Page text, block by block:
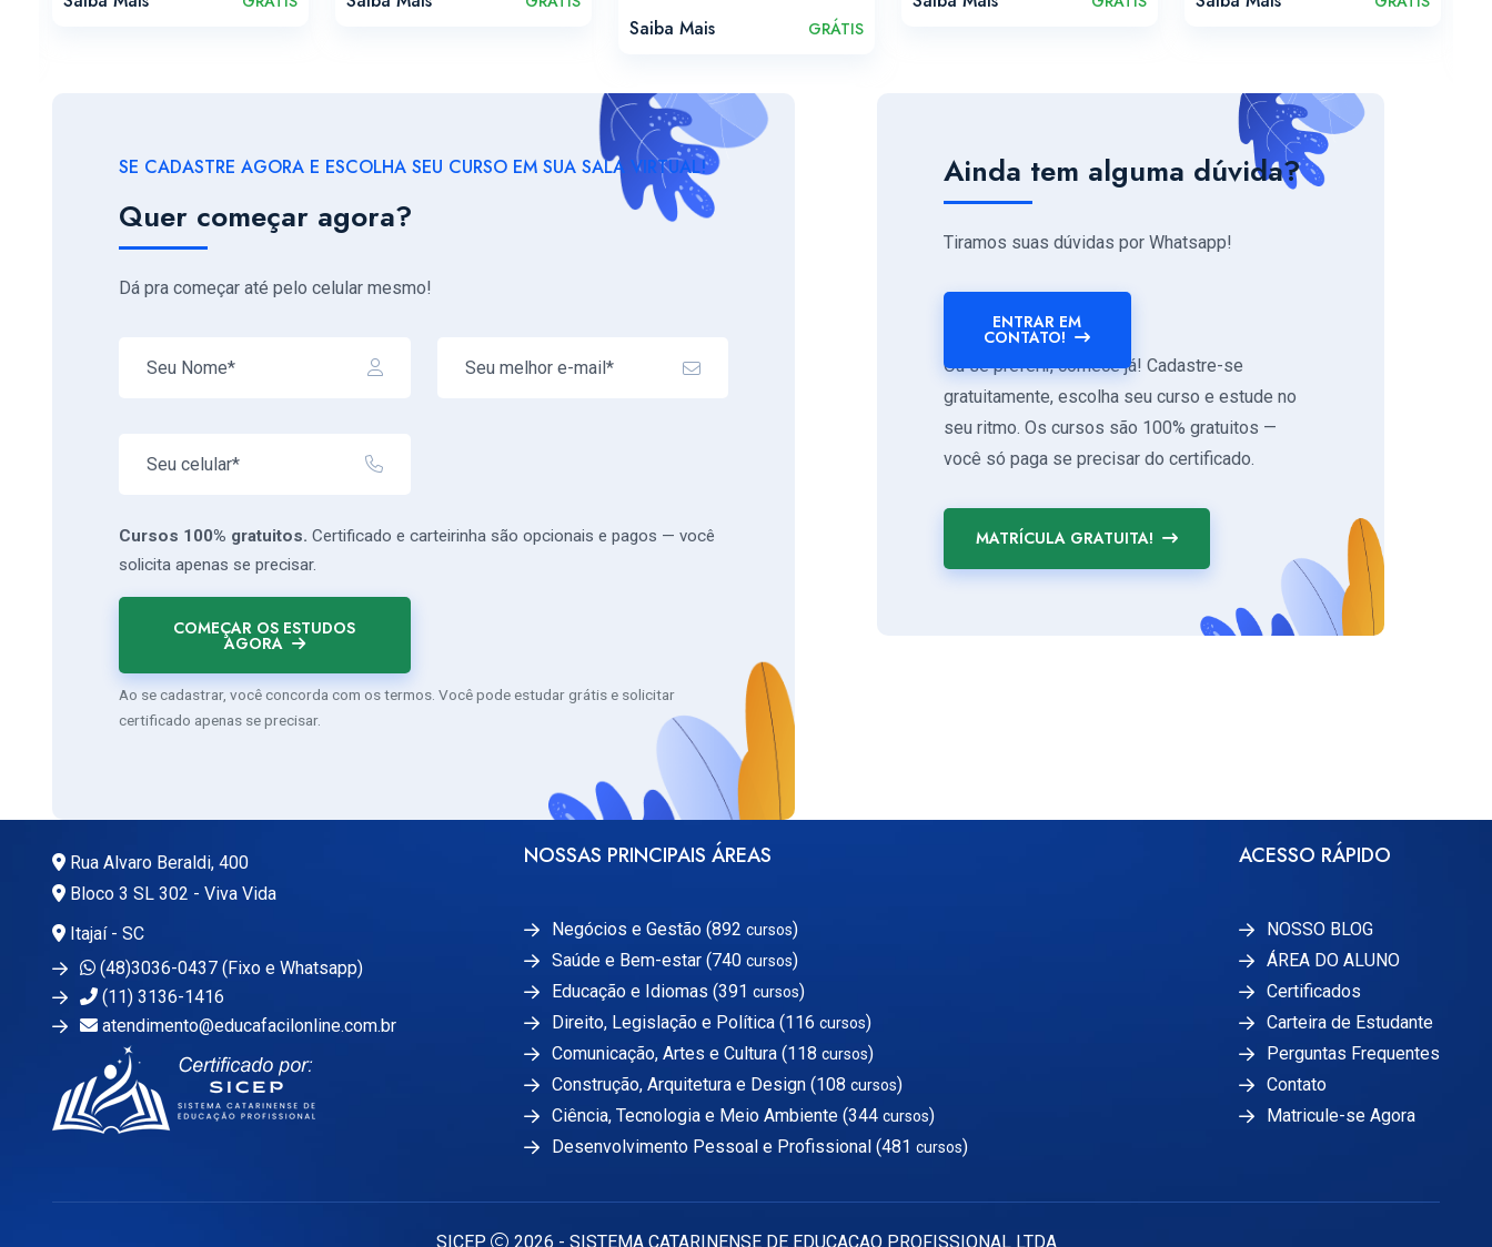
Saiba Mais GRÁTIS
SE CADASTRE AGORA E ESCOLHA SEU CURSO EM SUA SALA VIRTUAL!
Quer começar agora?
Dá pra começar até pelo celular mesmo!
Cursos 100% gratuitos. Certificado e carteirinha são opcionais e pagos — você
solicita apenas se precisar.
COMEÇAR OS ESTUDOS
AGORA
Ao se cadastrar, você concorda com os termos. Você pode estudar grátis e solicitar
certificado apenas se precisar.
Ainda tem alguma dúvida?
Tiramos suas dúvidas por Whatsapp!
ENTRAR EM
CONTATO!
Ou se preferir, comece já! Cadastre-se
gratuitamente, escolha seu curso e estude no
seu ritmo. Os cursos são 100% gratuitos —
você só paga se precisar do certificado.
MATRÍCULA GRATUITA!
Rua Alvaro Beraldi, 400
Bloco 3 SL 302 - Viva Vida
Itajaí - SC
(48)3036-0437 (Fixo e Whatsapp)
(11) 3136-1416
atendimento@educafacilonline.com.br
NOSSAS PRINCIPAIS ÁREAS
Negócios e Gestão (892 cursos)
Saúde e Bem-estar (740 cursos)
Educação e Idiomas (391 cursos)
Direito, Legislação e Política (116 cursos)
Comunicação, Artes e Cultura (118 cursos)
Construção, Arquitetura e Design (108 cursos)
Ciência, Tecnologia e Meio Ambiente (344 cursos)
Desenvolvimento Pessoal e Profissional (481 cursos)
ACESSO RÁPIDO
NOSSO BLOG
ÁREA DO ALUNO
Certificados
Carteira de Estudante
Perguntas Frequentes
Contato
Matricule-se Agora
SICEP 2026 - SISTEMA CATARINENSE DE EDUCACAO PROFISSIONAL LTDA